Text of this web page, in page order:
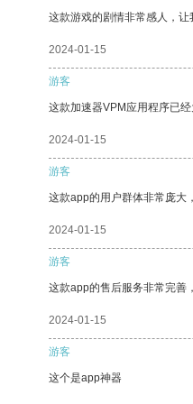
这款游戏的剧情非常感人，让
2024-01-15
游客
这款加速器VPM应用程序已
2024-01-15
游客
这款app的用户群体非常庞大
2024-01-15
游客
这款app的售后服务非常完善
2024-01-15
游客
这个是app神器